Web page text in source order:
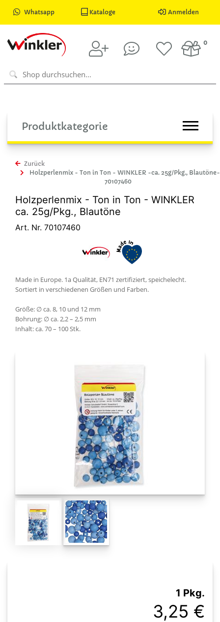
Whatsapp Kataloge Anmelden
0
Produktkategorie
Zurück
Holzperlenmix - Ton in Ton - WINKLER -ca. 25g/Pkg., Blautöne-
70107460
Holzperlenmix - Ton in Ton - WINKLER
ca. 25g/Pkg., Blautöne
Art. Nr. 70107460
Made in Europe. 1a Qualität, EN71 zertifiziert, speichelecht.
Sortiert in verschiedenen Größen und Farben.
Größe: ∅ ca. 8, 10 und 12 mm
Bohrung: ∅ ca. 2,2 – 2,5 mm
Inhalt: ca. 70 – 100 Stk.
1 Pkg.
3,25 €